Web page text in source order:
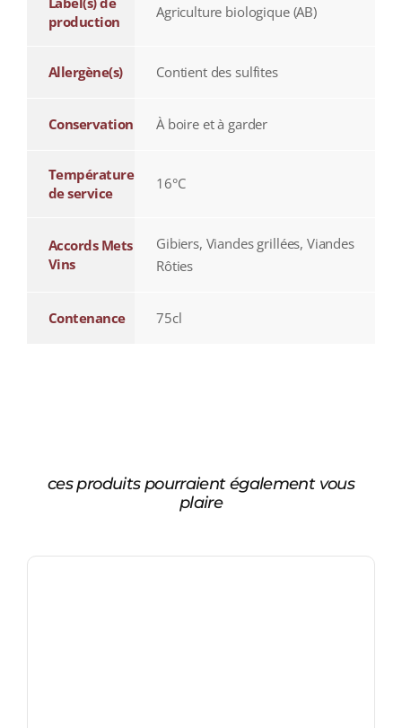
production
Agriculture biologique (AB)
Allergène(s) Contient des sulfites
Conservation À boire et à garder
Température
de service
16°C
Accords Mets
Vins
Gibiers, Viandes grillées, Viandes
Rôties
Contenance 75cl
ces produits pourraient également vous
plaire